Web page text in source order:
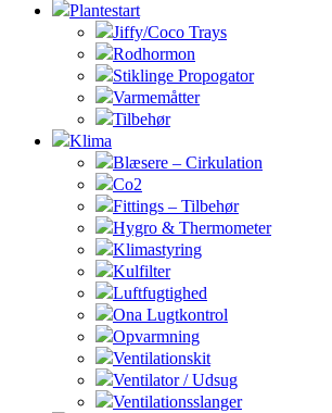
Plantestart
Jiffy/Coco Trays
Rodhormon
Stiklinge Propogator
Varmemåtter
Tilbehør
Klima
Blæsere – Cirkulation
Co2
Fittings – Tilbehør
Hygro & Thermometer
Klimastyring
Kulfilter
Luftfugtighed
Ona Lugtkontrol
Opvarmning
Ventilationskit
Ventilator / Udsug
Ventilationsslanger